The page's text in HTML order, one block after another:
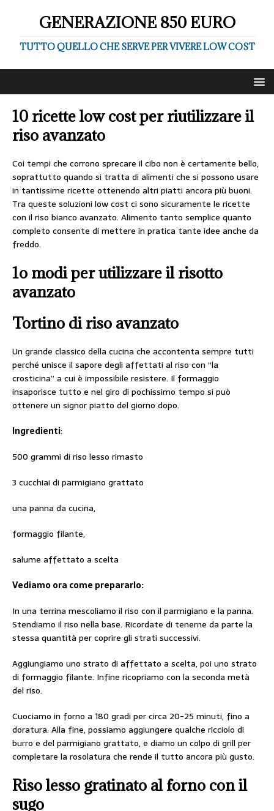
GENERAZIONE 850 EURO
TUTTO QUELLO CHE SERVE PER VIVERE LOW COST
10 ricette low cost per riutilizzare il
riso avanzato
Coi tempi che corrono sprecare il cibo non è certamente bello,
soprattutto quando si tratta di alimenti che si possono usare
in tantissime ricette ottenendo altri piatti ancora più buoni.
Tra queste soluzioni low cost ci sono sicuramente le ricette
con il riso bianco avanzato. Alimento tanto semplice quanto
completo consente di mettere in pratica tante idee anche da
freddo.
1o modi per utilizzare il risotto
avanzato
Tortino di riso avanzato
Un grande classico della cucina che accontenta sempre tutti
perché unisce il sapore degli affettati al riso con “la
crosticina” a cui è impossibile resistere. Il formaggio
insaporisce tutto e nel giro di pochissimo tempo si può
ottenere un signor piatto del giorno dopo.
Ingredienti:
500 grammi di riso lesso rimasto
3 cucchiai di parmigiano grattato
una panna da cucina,
formaggio filante,
salume affettato a scelta
Vediamo ora come prepararlo:
In una terrina mescoliamo il riso con il parmigiano e la panna.
Stendiamo il riso nella base. Ricordate di tenerne da parte la
stessa quantità per coprire gli strati successivi.
Aggiungiamo uno strato di affettato a scelta, poi uno strato
di formaggio filante. Infine ricopriamo con la seconda metà
del riso.
Cuociamo in forno a 180 gradi per circa 20-25 minuti, fino a
doratura. Alla fine, possiamo aggiungere qualche ricciolo di
burro e del parmigiano grattato, e diamo un colpo di grill per
completare la rosolatura che rende il tutto ancora più gusto.
Riso lesso gratinato al forno con il
sugo